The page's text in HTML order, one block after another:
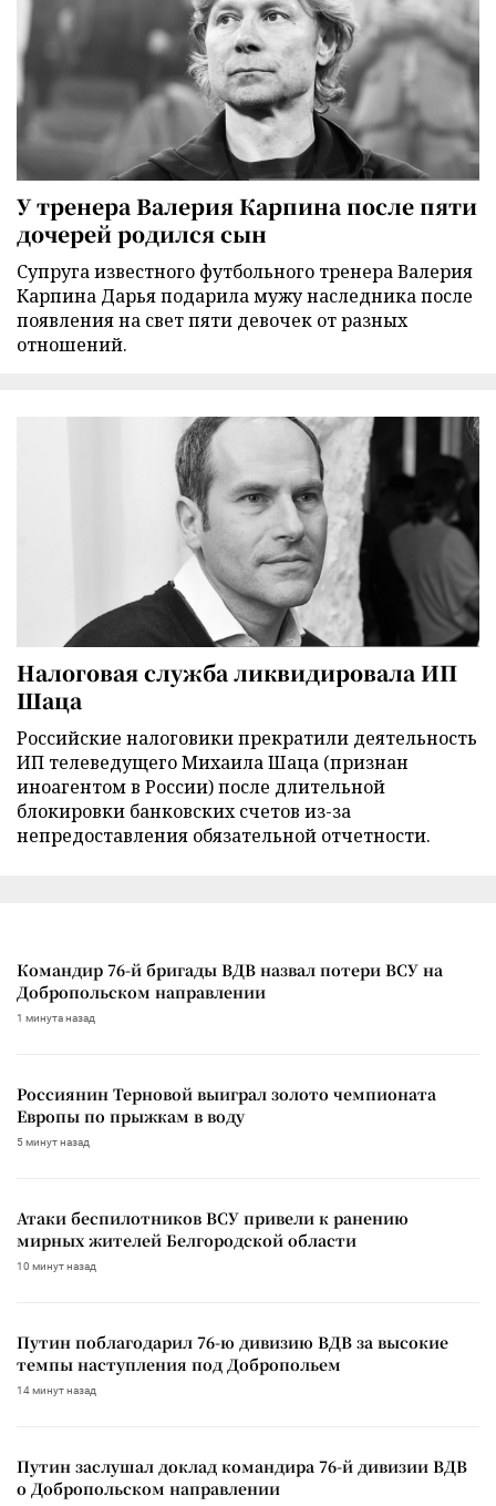
У тренера Валерия Карпина после пяти
дочерей родился сын
Супруга известного футбольного тренера Валерия
Карпина Дарья подарила мужу наследника после
появления на свет пяти девочек от разных
отношений.
Налоговая служба ликвидировала ИП
Шаца
Российские налоговики прекратили деятельность
ИП телеведущего Михаила Шаца (признан
иноагентом в России) после длительной
блокировки банковских счетов из-за
непредоставления обязательной отчетности.
Командир 76-й бригады ВДВ назвал потери ВСУ на
Добропольском направлении
1 минута назад
Россиянин Терновой выиграл золото чемпионата
Европы по прыжкам в воду
5 минут назад
Атаки беспилотников ВСУ привели к ранению
мирных жителей Белгородской области
10 минут назад
Путин поблагодарил 76-ю дивизию ВДВ за высокие
темпы наступления под Добропольем
14 минут назад
Путин заслушал доклад командира 76-й дивизии ВДВ
о Добропольском направлении